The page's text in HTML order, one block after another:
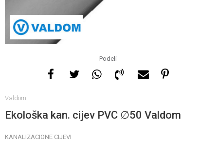
Podeli
Valdom
Ekološka kan. cijev PVC ∅50 Valdom
KANALIZACIONE CIJEVI
nedelje